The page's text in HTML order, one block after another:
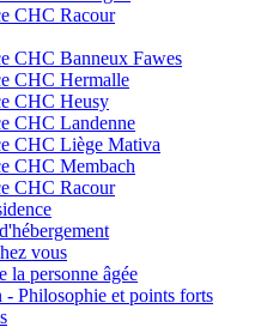
CHC Racour
CHC Banneux Fawes
CHC Hermalle
CHC Heusy
CHC Landenne
CHC Liège Mativa
CHC Membach
CHC Racour
vous
la personne âgée
- Philosophie et points forts